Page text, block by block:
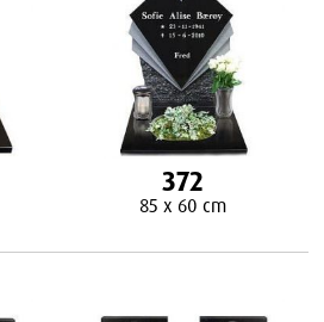
372
85 x 60 cm